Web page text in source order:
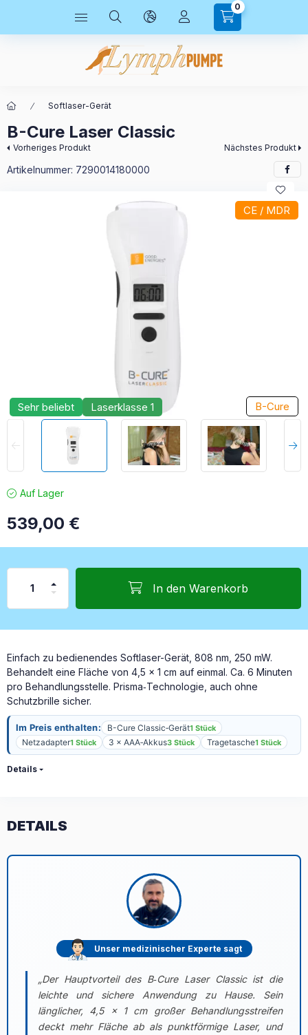
0
Softlaser-Gerät
B-Cure Laser Classic
Vorheriges Produkt Nächstes Produkt
Artikelnummer: 7290014180000
CE / MDR
Sehr beliebt Laserklasse 1 B-Cure
Auf Lager
539,00 €
In den Warenkorb
Einfach zu bedienendes Softlaser-Gerät, 808 nm, 250 mW.
Behandelt eine Fläche von 4,5 × 1 cm auf einmal. Ca. 6 Minuten
pro Behandlungsstelle. Prisma‑Technologie, auch ohne
Schutzbrille sicher.
Im Preis enthalten: B-Cure Classic‑Gerät1 Stück
Netzadapter1 Stück 3 × AAA‑Akkus3 Stück Tragetasche1 Stück
Details
DETAILS
Unser medizinischer Experte sagt
„Der Hauptvorteil des B‑Cure Laser Classic ist die
leichte und sichere Anwendung zu Hause. Sein
länglicher, 4,5 × 1 cm großer Behandlungsstreifen
deckt mehr Fläche ab als punktförmige Laser, und